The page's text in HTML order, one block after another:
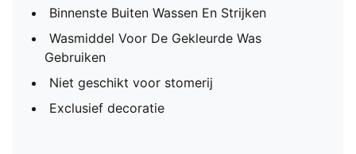
Binnenste Buiten Wassen En Strijken
Wasmiddel Voor De Gekleurde Was
Gebruiken
Niet geschikt voor stomerij
Exclusief decoratie